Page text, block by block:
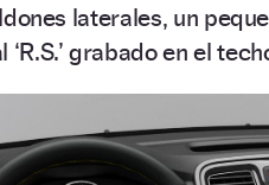
laterales, un
grabado en el